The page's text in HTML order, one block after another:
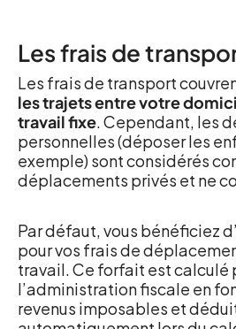
Les frais de
Les frais de transport
les trajets entre votre
travail fixe. Cependant, les
personnelles (déposer les
exemple) sont considérés
déplacements privés et ne
Par défaut, vous bénéficiez
pour vos frais de
travail. Ce forfait est calculé
l’administration fiscale en
revenus imposables et